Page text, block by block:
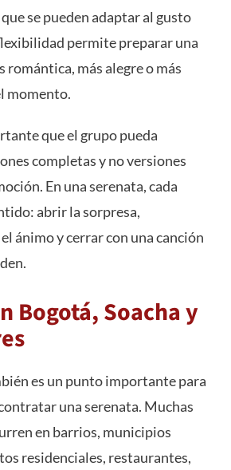
se pueden adaptar al gusto
permite preparar una
romántica, más alegre o más
momento.
que el grupo pueda
completas y no versiones
En una serenata, cada
abrir la sorpresa,
ánimo y cerrar con una canción
Bogotá, Soacha y
es un punto importante para
una serenata. Muchas
en barrios, municipios
residenciales, restaurantes,